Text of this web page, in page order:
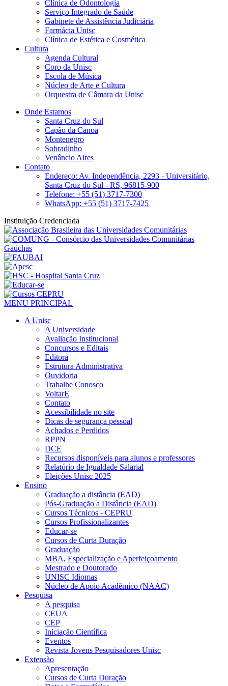
Clinica de Odontologia
Serviço Integrado de Saúde
Gabinete de Assistência Judiciária
Farmácia Unisc
Clínica de Estética e Cosmética
Cultura
Agenda Cultural
Coro da Unisc
Escola de Música
Núcleo de Arte e Cultura
Orquestra de Câmara da Unisc
Onde Estamos
Santa Cruz do Sul
Capão da Canoa
Montenegro
Sobradinho
Venâncio Aires
Contato
Endereço: Av. Independência, 2293 - Universitário,
Santa Cruz do Sul - RS, 96815-900
Telefone: +55 (51) 3717-7300
WhatsApp: +55 (51) 3717-7425
Instituição Credenciada
MENU PRINCIPAL
A Unisc
A Universidade
Avaliação Institucional
Concursos e Editais
Editora
Estrutura Administrativa
Ouvidoria
Trabalhe Conosco
VoltarE
Contato
Acessibilidade no site
Dicas de segurança pessoal
Achados e Perdidos
RPPN
DCE
Recursos disponíveis para alunos e professores
Relatório de Igualdade Salarial
Eleições Unisc 2025
Ensino
Graduação a distância (EAD)
Pós-Graduação a Distância (EAD)
Cursos Técnicos - CEPRU
Cursos Profissionalizantes
Educar-se
Cursos de Curta Duração
Graduação
MBA, Especialização e Aperfeiçoamento
Mestrado e Doutorado
UNISC Idiomas
Núcleo de Apoio Acadêmico (NAAC)
Pesquisa
A pesquisa
CEUA
CEP
Iniciação Científica
Eventos
Revista Jovens Pesquisadores Unisc
Extensão
Apresentação
Cursos de Curta Duração